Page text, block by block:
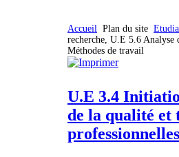
Accueil Plan du site
recherche, U.E 5.6 Analyse
Méthodes de travail
U.E 3.4
de la qualité et